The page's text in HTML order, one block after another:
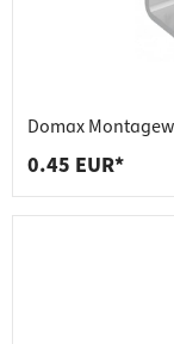
Domax
0.45 EUR*